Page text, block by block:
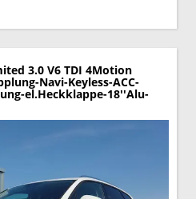
drucken
3.0 V6 TDI 4Motion
Navi-Keyless-ACC-
el.Heckklappe-18''Alu-